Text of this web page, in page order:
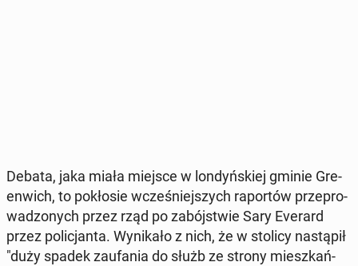
Debata, jaka miała miejsce w lon­dyń­skiej gminie Gre­
en­wich, to po­kło­sie wcze­śniej­szych ra­por­tów prze­pro­
wa­dzo­nych przez rząd po za­bój­stwie Sary Everard
przez po­li­cjan­ta. Wy­ni­ka­ło z nich, że w stolicy na­stą­pił
"duży spadek za­ufa­nia do służb ze strony miesz­kań­